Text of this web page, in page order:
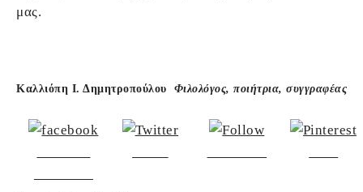
μας.
Καλλιόπη Ι. Δημητροπούλου Φιλολόγος, ποιήτρια, συγγραφέας